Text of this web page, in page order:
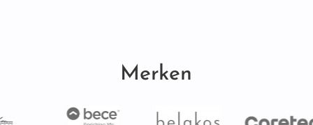
Merken